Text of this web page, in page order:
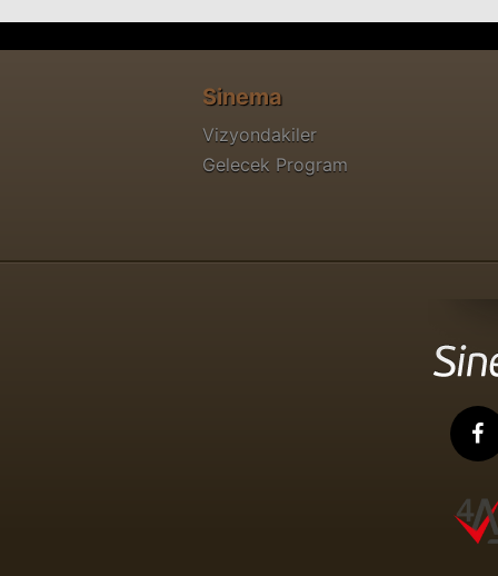
Sinema
Vizyondakiler
Gelecek Program